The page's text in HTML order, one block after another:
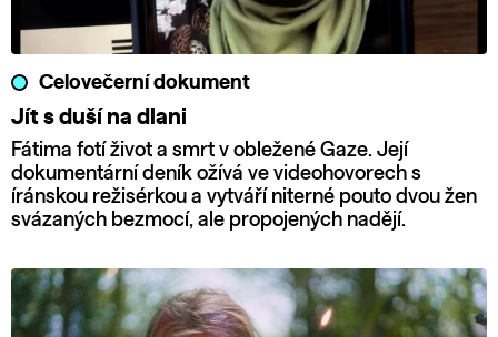
Celovečerní dokument
Jít s duší na dlani
Fátima fotí život a smrt v obležené Gaze. Její
dokumentární deník ožívá ve videohovorech s
íránskou režisérkou a vytváří niterné pouto dvou žen
svázaných bezmocí, ale propojených nadějí.